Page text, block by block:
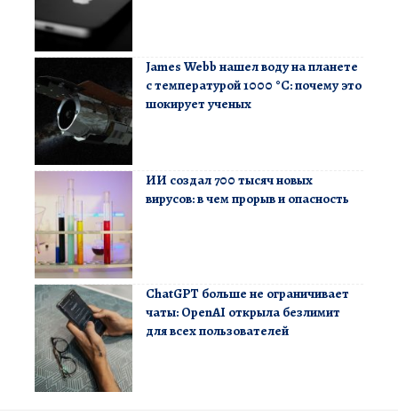
James Webb нашел воду на планете
с температурой 1000 °C: почему это
шокирует ученых
ИИ создал 700 тысяч новых
вирусов: в чем прорыв и опасность
ChatGPT больше не ограничивает
чаты: OpenAI открыла безлимит
для всех пользователей